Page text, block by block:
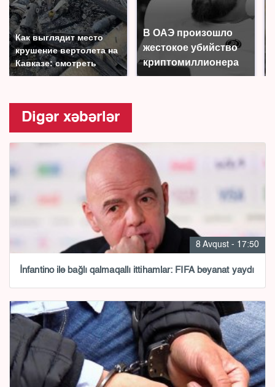
Как выглядит место
крушение вертолета на
Кавказе: смотреть
В ОАЭ произошло
жестокое убийство
криптомиллионера
Digər xəbərlər
8 Avqust - 17:50
İnfantino ilə bağlı qalmaqallı ittihamlar: FIFA bəyanat yaydı